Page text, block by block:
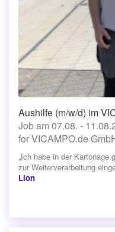
Aushilfe (m/w/d) im
Job am 07.08. -
for VICAMPO.de
„Ich habe in der Kartonage
zur Weiterverarbeitung
Lion